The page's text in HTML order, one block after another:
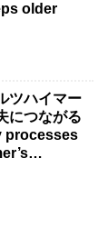
older
ツハイマー
につながる
processes